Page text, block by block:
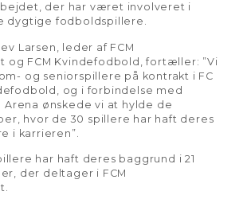
der har været involveret i
dygtige fodboldspillere.
Larsen, leder af FCM
og FCM Kvindefodbold, fortæller: ”Vi
og seniorspillere på kontrakt i FC
og i forbindelse med
Arena ønskede vi at hylde de
hvor de 30 spillere har haft deres
i karrieren”.
har haft deres baggrund i 21
der deltager i FCM